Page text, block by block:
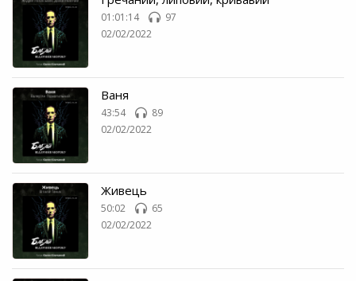
01:01:14
97
02/02/2022
Ваня
43:54
89
02/02/2022
Живець
50:02
65
02/02/2022